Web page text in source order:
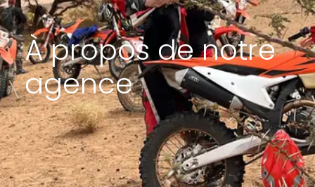
À propos de notre
agence